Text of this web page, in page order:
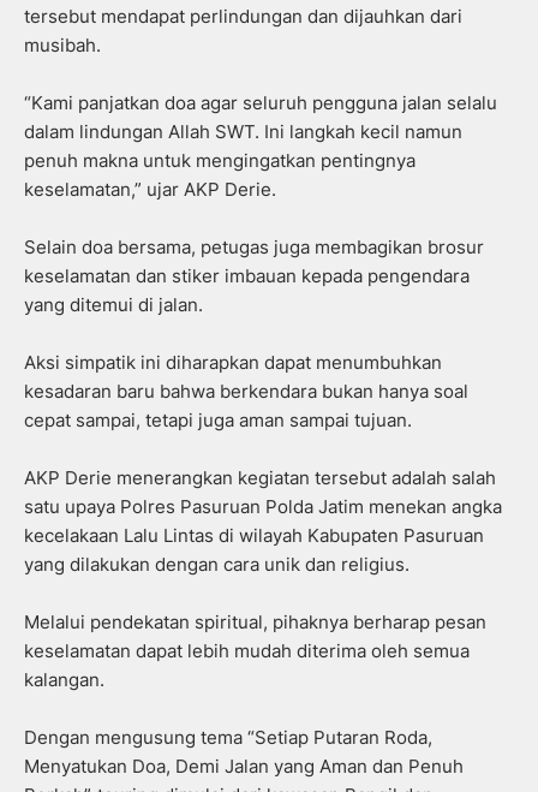
tersebut mendapat perlindungan dan dijauhkan dari
musibah.
“Kami panjatkan doa agar seluruh pengguna jalan selalu
dalam lindungan Allah SWT. Ini langkah kecil namun
penuh makna untuk mengingatkan pentingnya
keselamatan,” ujar AKP Derie.
Selain doa bersama, petugas juga membagikan brosur
keselamatan dan stiker imbauan kepada pengendara
yang ditemui di jalan.
Aksi simpatik ini diharapkan dapat menumbuhkan
kesadaran baru bahwa berkendara bukan hanya soal
cepat sampai, tetapi juga aman sampai tujuan.
AKP Derie menerangkan kegiatan tersebut adalah salah
satu upaya Polres Pasuruan Polda Jatim menekan angka
kecelakaan Lalu Lintas di wilayah Kabupaten Pasuruan
yang dilakukan dengan cara unik dan religius.
Melalui pendekatan spiritual, pihaknya berharap pesan
keselamatan dapat lebih mudah diterima oleh semua
kalangan.
Dengan mengusung tema “Setiap Putaran Roda,
Menyatukan Doa, Demi Jalan yang Aman dan Penuh